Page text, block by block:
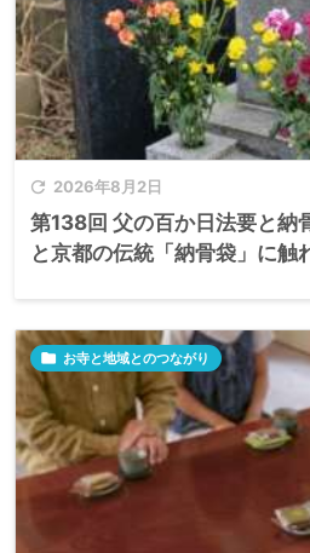
 2026年8月2日
第138回 父の百か日法要と納
と京都の伝統「納骨袋」に触
 お寺と地域とのつながり